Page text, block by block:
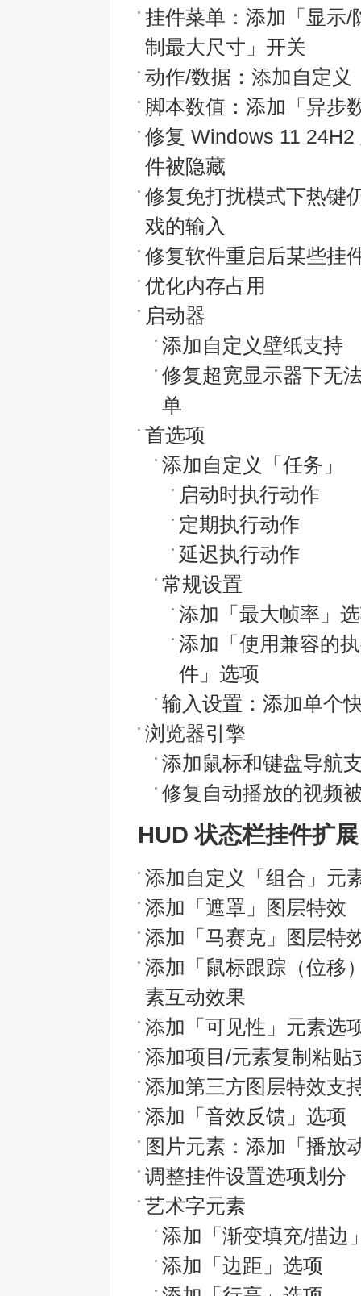
挂件菜单：添加「显示/
制最大尺寸」开关
动作/数据：添加自定义
脚本数值：添加「异步
修复 Windows 11
件被隐藏
修复免打扰模式下热键
戏的输入
修复软件重启后某些挂
优化内存占用
启动器
添加自定义壁纸支持
修复超宽显示器下无
单
首选项
添加自定义「任务」
启动时执行动作
定期执行动作
延迟执行动作
常规设置
添加「最大帧率」
添加「使用兼容的
件」选项
输入设置：添加单个
浏览器引擎
添加鼠标和键盘导航
修复自动播放的视频
HUD 状态栏挂件扩
添加自定义「组合」元
添加「遮罩」图层特效
添加「马赛克」图层特
添加「鼠标跟踪（位移
素互动效果
添加「可见性」元素选
添加项目/元素复制粘贴
添加第三方图层特效支
添加「音效反馈」选项
图片元素：添加「播放
调整挂件设置选项划分
艺术字元素
添加「渐变填充/描边
添加「边距」选项